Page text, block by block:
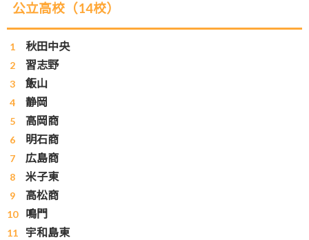
公立高校（14校）
秋田中央
習志野
飯山
静岡
高岡商
明石商
広島商
米子東
高松商
鳴門
宇和島東